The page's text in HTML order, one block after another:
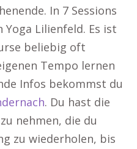
In 7 Sessions
Lilienfeld. Es ist
beliebig oft
Tempo lernen
Infos bekommst du
. Du hast die
nehmen, die du
zu wiederholen, bis